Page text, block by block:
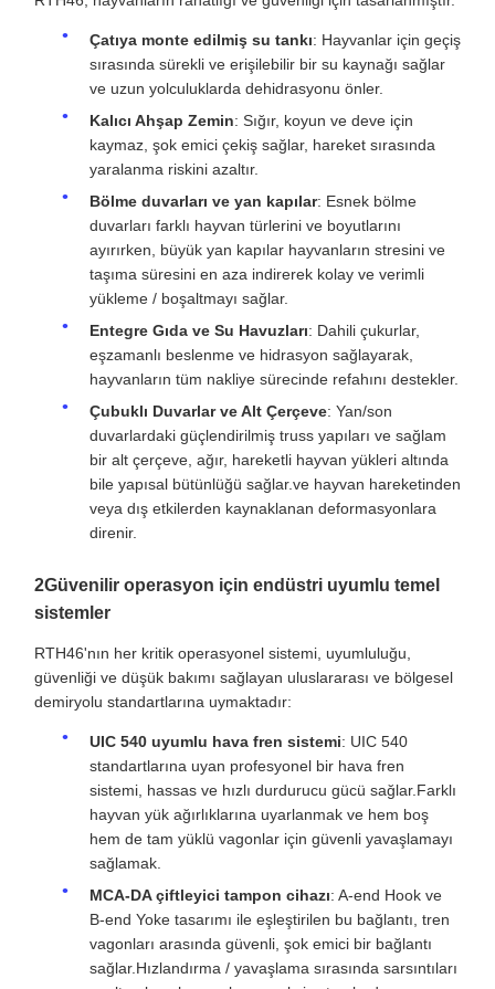
Çatıya monte edilmiş su tankı: Hayvanlar için geçiş
sırasında sürekli ve erişilebilir bir su kaynağı sağlar
ve uzun yolculuklarda dehidrasyonu önler.
Kalıcı Ahşap Zemin: Sığır, koyun ve deve için
kaymaz, şok emici çekiş sağlar, hareket sırasında
yaralanma riskini azaltır.
Bölme duvarları ve yan kapılar: Esnek bölme
duvarları farklı hayvan türlerini ve boyutlarını
ayırırken, büyük yan kapılar hayvanların stresini ve
taşıma süresini en aza indirerek kolay ve verimli
yükleme / boşaltmayı sağlar.
Entegre Gıda ve Su Havuzları: Dahili çukurlar,
eşzamanlı beslenme ve hidrasyon sağlayarak,
hayvanların tüm nakliye sürecinde refahını destekler.
Çubuklı Duvarlar ve Alt Çerçeve: Yan/son
duvarlardaki güçlendirilmiş truss yapıları ve sağlam
bir alt çerçeve, ağır, hareketli hayvan yükleri altında
bile yapısal bütünlüğü sağlar.ve hayvan hareketinden
veya dış etkilerden kaynaklanan deformasyonlara
direnir.
2Güvenilir operasyon için endüstri uyumlu temel
sistemler
RTH46'nın her kritik operasyonel sistemi, uyumluluğu,
güvenliği ve düşük bakımı sağlayan uluslararası ve bölgesel
demiryolu standartlarına uymaktadır:
UIC 540 uyumlu hava fren sistemi: UIC 540
standartlarına uyan profesyonel bir hava fren
sistemi, hassas ve hızlı durdurucu gücü sağlar.Farklı
hayvan yük ağırlıklarına uyarlanmak ve hem boş
hem de tam yüklü vagonlar için güvenli yavaşlamayı
sağlamak.
MCA-DA çiftleyici tampon cihazı: A-end Hook ve
B-end Yoke tasarımı ile eşleştirilen bu bağlantı, tren
vagonları arasında güvenli, şok emici bir bağlantı
sağlar.Hızlandırma / yavaşlama sırasında sarsıntıları